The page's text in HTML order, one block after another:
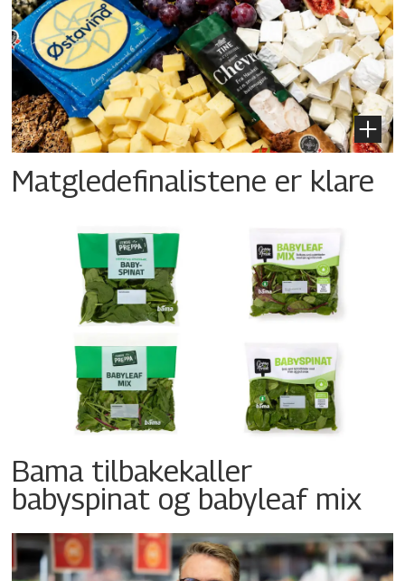
Matgledefinalistene er klare
Bama tilbakekaller
babyspinat og babyleaf mix